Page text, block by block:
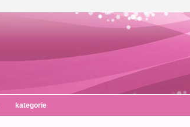
kategorie